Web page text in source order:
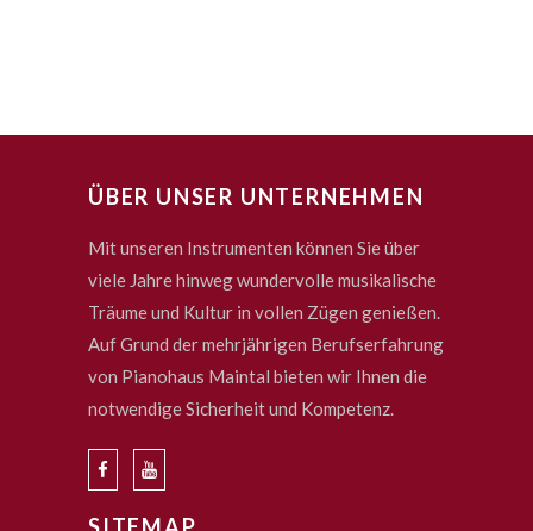
ÜBER UNSER UNTERNEHMEN
Mit unseren Instrumenten können Sie über
viele Jahre hinweg wundervolle musikalische
Träume und Kultur in vollen Zügen genießen.
Auf Grund der mehrjährigen Berufserfahrung
von Pianohaus Maintal bieten wir Ihnen die
notwendige Sicherheit und Kompetenz.